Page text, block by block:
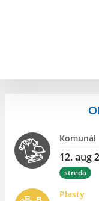
Komunál
12. aug
streda
Plasty